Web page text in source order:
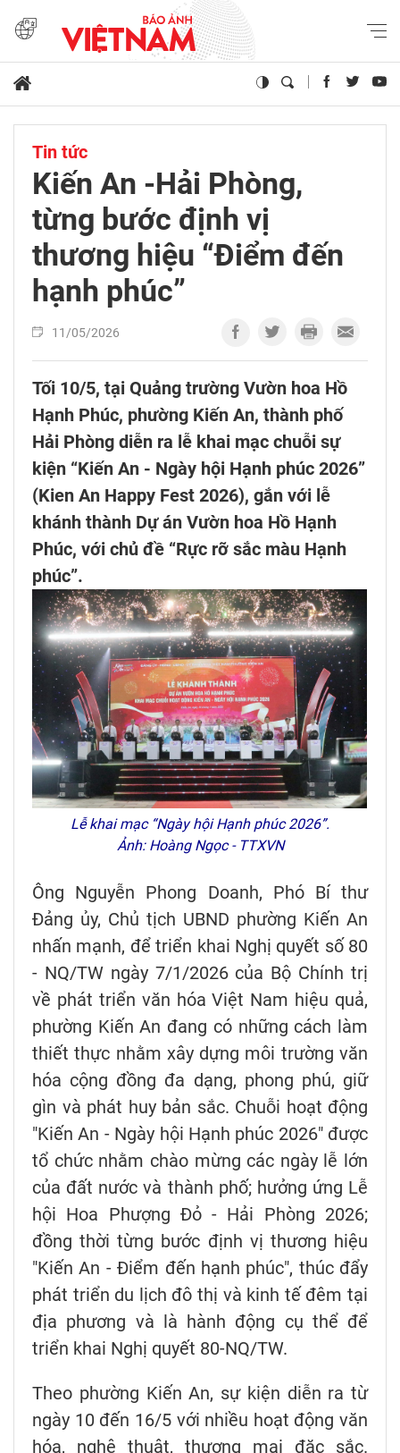
Tin tức
Kiến An -Hải Phòng,
từng bước định vị
thương hiệu “Điểm đến
hạnh phúc”
11/05/2026
Tối 10/5, tại Quảng trường Vườn hoa Hồ
Hạnh Phúc, phường Kiến An, thành phố
Hải Phòng diễn ra lễ khai mạc chuỗi sự
kiện “Kiến An - Ngày hội Hạnh phúc 2026”
(Kien An Happy Fest 2026), gắn với lễ
khánh thành Dự án Vườn hoa Hồ Hạnh
Phúc, với chủ đề “Rực rỡ sắc màu Hạnh
phúc”.
Lễ khai mạc “Ngày hội Hạnh phúc 2026”.
Ảnh: Hoàng Ngọc - TTXVN
Ông Nguyễn Phong Doanh, Phó Bí thư
Đảng ủy, Chủ tịch UBND phường Kiến An
nhấn mạnh, để triển khai Nghị quyết số 80
- NQ/TW ngày 7/1/2026 của Bộ Chính trị
về phát triển văn hóa Việt Nam hiệu quả,
phường Kiến An đang có những cách làm
thiết thực nhằm xây dựng môi trường văn
hóa cộng đồng đa dạng, phong phú, giữ
gìn và phát huy bản sắc. Chuỗi hoạt động
"Kiến An - Ngày hội Hạnh phúc 2026" được
tổ chức nhằm chào mừng các ngày lễ lớn
của đất nước và thành phố; hưởng ứng Lễ
hội Hoa Phượng Đỏ - Hải Phòng 2026;
đồng thời từng bước định vị thương hiệu
"Kiến An - Điểm đến hạnh phúc", thúc đẩy
phát triển du lịch đô thị và kinh tế đêm tại
địa phương và là hành động cụ thể để
triển khai Nghị quyết 80-NQ/TW.
Theo phường Kiến An, sự kiện diễn ra từ
ngày 10 đến 16/5 với nhiều hoạt động văn
hóa, nghệ thuật, thương mại đặc sắc.